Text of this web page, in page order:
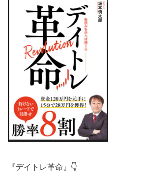
『デイトレ革命』👇